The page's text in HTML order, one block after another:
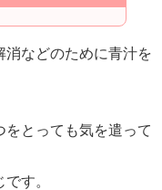
の？
などのために青汁を
とっても気を遣って
す。